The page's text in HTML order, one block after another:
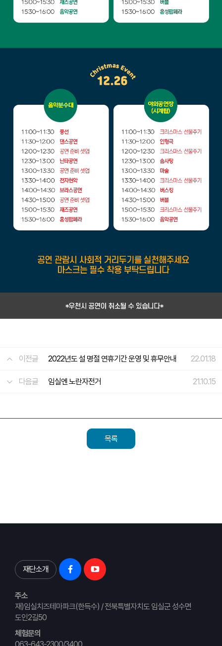
이전글 2022년도 설 명절 연휴기간 운영 및 휴무안내 22.01.18
다음글 임실엔 노란자전거 21.10.15
목록
재단소개
주소
재)임실치즈테마파크(한득수) / 전북특별자치도 임실군 성수면
도인2길50
체험문의